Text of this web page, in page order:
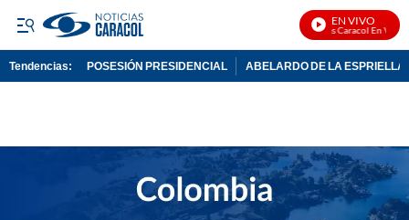
EN VIVO
Noticias Caracol En Vivo
Tendencias: POSESIÓN PRESIDENCIAL ABELARDO DE LA ESPRIELLA